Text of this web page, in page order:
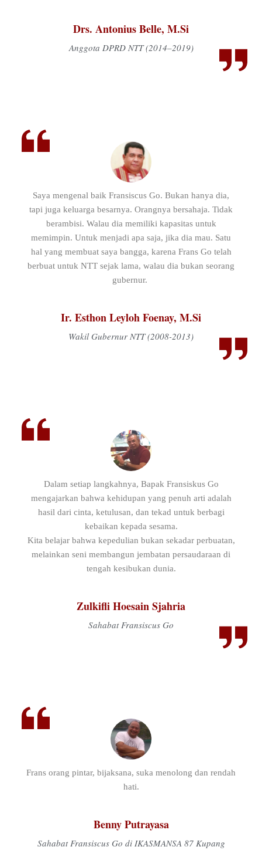
Drs. Antonius Belle, M.Si
Anggota DPRD NTT (2014–2019)
Saya mengenal baik Fransiscus Go. Bukan hanya dia,
tapi juga keluarga besarnya. Orangnya bersahaja. Tidak
berambisi. Walau dia memiliki kapasitas untuk
memimpin. Untuk menjadi apa saja, jika dia mau. Satu
hal yang membuat saya bangga, karena Frans Go telah
berbuat untuk NTT sejak lama, walau dia bukan seorang
gubernur.
Ir. Esthon Leyloh Foenay, M.Si
Wakil Gubernur NTT (2008-2013)
Dalam setiap langkahnya, Bapak Fransiskus Go
mengajarkan bahwa kehidupan yang penuh arti adalah
hasil dari cinta, ketulusan, dan tekad untuk berbagi
kebaikan kepada sesama.
Kita belajar bahwa kepedulian bukan sekadar perbuatan,
melainkan seni membangun jembatan persaudaraan di
tengah kesibukan dunia.
Zulkifli Hoesain Sjahria
Sahabat Fransiscus Go
Frans orang pintar, bijaksana, suka menolong dan rendah
hati.
Benny Putrayasa
Sahabat Fransiscus Go di IKASMANSA 87 Kupang